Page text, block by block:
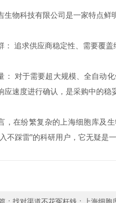
生物科技有限公司是一家特点
： 追求供应商稳定性、需要覆
： 对于需要超大规模、全自动
应速度进行确认，是采购中的稳
，在纷繁复杂的上海细胞库及
不踩雷”的科研用户，它无疑是